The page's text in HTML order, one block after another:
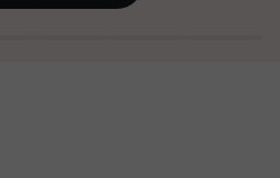
خسائرك ويضمن
ثلاث مرات